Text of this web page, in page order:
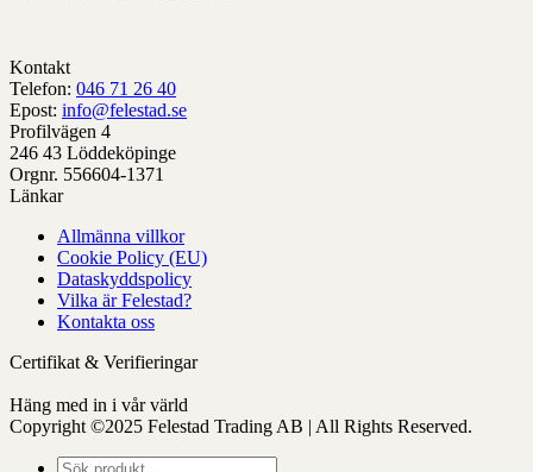
Kontakt
Telefon: 046 71 26 40
Epost: info@felestad.se
Profilvägen 4
246 43 Löddeköpinge
Orgnr. 556604-1371
Länkar
Allmänna villkor
Cookie Policy (EU)
Dataskyddspolicy
Vilka är Felestad?
Kontakta oss
Certifikat & Verifieringar
Häng med in i vår värld
Copyright ©2025 Felestad Trading AB | All Rights Reserved.
Produktsökning